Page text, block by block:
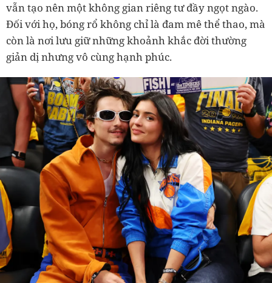
vẫn tạo nên một không gian riêng tư đầy ngọt ngào.
Đối với họ, bóng rổ không chỉ là đam mê thể thao, mà
còn là nơi lưu giữ những khoảnh khắc đời thường
giản dị nhưng vô cùng hạnh phúc.